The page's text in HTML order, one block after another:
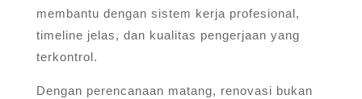
membantu dengan sistem kerja profesional,
timeline jelas, dan kualitas pengerjaan yang
terkontrol.
Dengan perencanaan matang, renovasi bukan